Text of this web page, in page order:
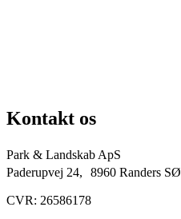
Kontakt os
Park & Landskab ApS
Paderupvej 24, 8960 Randers SØ
CVR: 26586178